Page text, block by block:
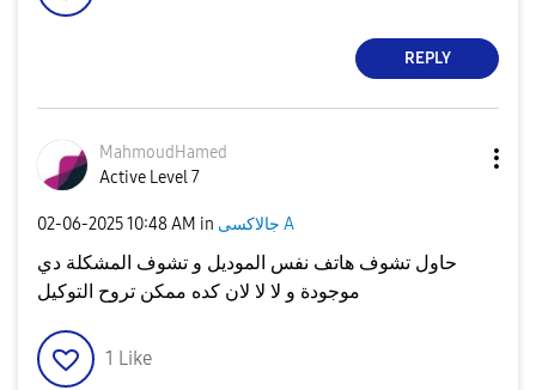
REPLY
MahmoudHamed
Active Level 7
‎02-06-202510:48 AM in جالاكسى A
حاول تشوف هاتف نفس الموديل و تشوف المشكلة دي
موجودة و لا لا لان كده ممكن تروح التوكيل
1 Like